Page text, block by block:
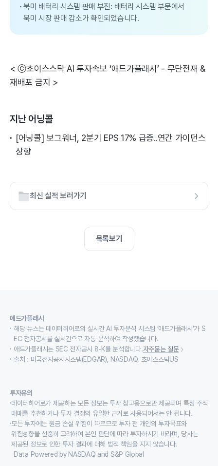
북미 배터리 시스템 판매 부진: 배터리 시스템 부문에서
북미 시장 판매 감소가 확인되었습니다.
< ⓒ초이스스탁 AI 투자속보 ‘애드가플래시’ - 무단전재 &
재배포 금지 >
지난 어닝콜
[어닝콜] 보그워너, 2분기 EPS 17% 급증..연간 가이던스
상향
최신 실적 보러가기
목록보기
애드가플래시
해당 뉴스는 데이터히어로의 실시간 AI 투자분석 시스템 ‘애드가플래시’가 S
EC 전자공시를 실시간으로 자동 분석하여 작성했습니다.
애드가플래시는 SEC 전자공시 8-K를 분석합니다.자주묻는 질문
출처 : 미국전자공시시스템(EDGAR), NASDAQ, 초이스스탁US
투자유의
데이터히어로가 제공하는 모든 정보는 투자 참고용으로만 제공되며 특정 주식
매매를 추천하거나 투자 결정의 유일한 근거로 사용되어서는 안 됩니다.
모든 투자에는 원금 손실 위험이 따르므로 투자 전 개인의 투자목표와
위험성향을 신중히 고려하여 본인 판단에 따라 투자하시기 바라며, 당사는
제공된 정보로 인한 투자 결과에 대해 법적 책임을 지지 않습니다.
Data Powered by NASDAQ and S&P Global